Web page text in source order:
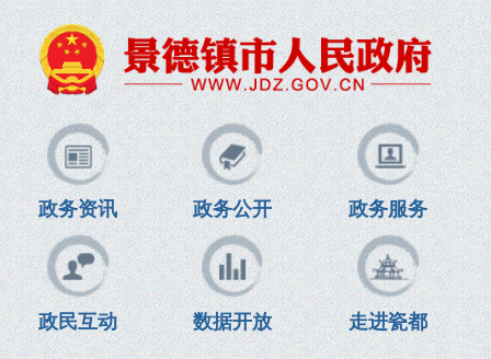
政务资讯 政务公开 政务服务
政民互动 数据开放 走进瓷都